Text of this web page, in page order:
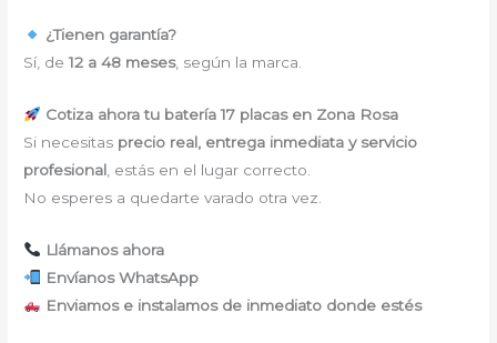
¿Tienen garantía?
Sí, de12 a 48 meses, según la marca.
Cotiza ahora tu batería 17 placas en Zona Rosa
Si necesitas precio real, entrega inmediata y servicio
profesional , estás en el lugar correcto.
No esperes a quedarte varado otra vez.
Llámanos ahora
Envíanos WhatsApp
Enviamos e instalamos de inmediato donde estés